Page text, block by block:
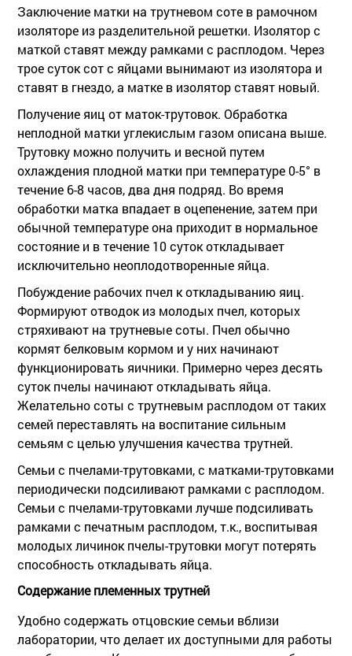
Заключение матки на трутневом соте в рамочном
изоляторе из разделительной решетки. Изолятор с
маткой ставят между рамками с расплодом. Через
трое суток сот с яйцами вынимают из изолятора и
ставят в гнездо, а матке в изолятор ставят новый.
Получение яиц от маток-трутовок. Обработка
неплодной матки углекислым газом описана выше.
Трутовку можно получить и весной путем
охлаждения плодной матки при температуре 0-5° в
течение 6-8 часов, два дня подряд. Во время
обработки матка впадает в оцепенение, затем при
обычной температуре она приходит в нормальное
состояние и в течение 10 суток откладывает
исключительно неоплодотворенные яйца.
Побуждение рабочих пчел к откладыванию яиц.
Формируют отводок из молодых пчел, которых
стряхивают на трутневые соты. Пчел обычно
кормят белковым кормом и у них начинают
функционировать яичники. Примерно через десять
суток пчелы начинают откладывать яйца.
Желательно соты с трутневым расплодом от таких
семей переставлять на воспитание сильным
семьям с целью улучшения качества трутней.
Семьи с пчелами-трутовками, с матками-трутовками
периодически подсиливают рамками с расплодом.
Семьи с пчелами-трутовками лучше подсиливать
рамками с печатным расплодом, т.к., воспитывая
молодых личинок пчелы-трутовки могут потерять
способность откладывать яйца.
Содержание племенных трутней
Удобно содержать отцовские семьи вблизи
лаборатории, что делает их доступными для работы